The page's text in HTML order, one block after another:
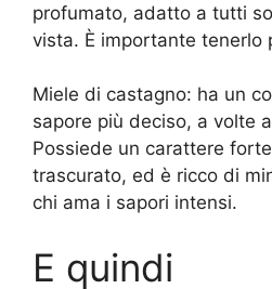
profumato, adatto a tutti
vista. È importante tenerlo
Miele di castagno: ha un
sapore più deciso, a volte
Possiede un carattere
trascurato, ed è ricco di
chi ama i sapori intensi.
E quindi